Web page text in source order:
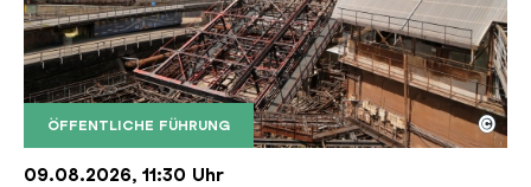
ÖFFENTLICHE FÜHRUNG
Der Erzschrägaufzug der Völklinger Hütte mit
Copyright: Weltkulturerbe Völklinger Hütte | Karl
©
09.08.2026, 11:30 Uhr